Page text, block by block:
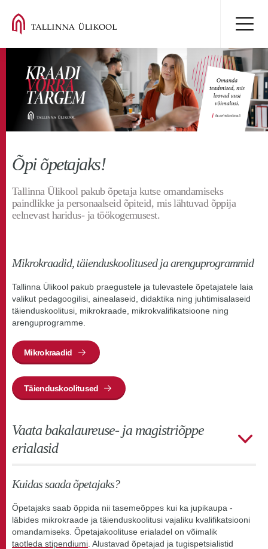
Õpi õpetajaks!
Tallinna Ülikool pakub õpetaja kutse omandamiseks
paindlikke ja personaalseid õpiteid, mis lähtuvad õppija
eelnevast haridus- ja töökogemusest.
Mikrokraadid, täienduskoolitused ja arenguprogrammid
Tallinna Ülikool pakub praegustele ja tulevastele õpetajatele laia
valikut pedagoogilisi, ainealaseid, didaktika ning juhtimisalaseid
täienduskoolitusi, mikrokraade, mikrokvalifikatsioone ning
arenguprogramme.
Mikrokraadid
Täienduskoolitused
Vaata bakalaureuse- ja magistriõppe
erialasid
Kuidas saada õpetajaks?
Õpetajaks saab õppida nii tasemeõppes kui ka jupikaupa -
läbides mikrokraade ja täienduskoolitusi vajaliku kvalifikatsiooni
omandamiseks. Õpetajakoolituse erialadel on võimalik
taotleda stipendiumi . Alustavad õpetajad ja tugispetsialistid